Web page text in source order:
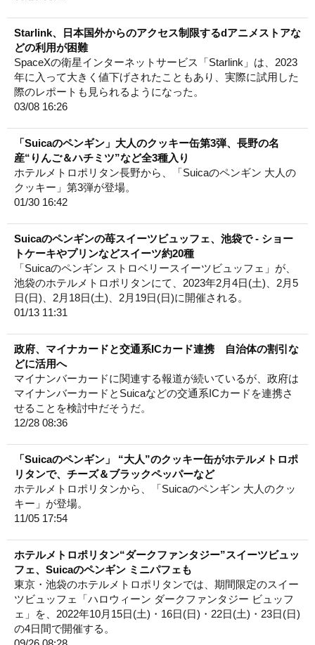
Starlink、日本国外からのアクセス制限するdアニメストアな
どの利用が困難
SpaceXの衛星インターネットサービス「Starlink」は、2023
年に入って大きく値下げされたこともあり、実際に試用した
際のレポートも見られるようになった。
03/08 16:26
「Suicaのペンギン」大人のクッキー缶第3弾、長野の名
産“りんご＆ハチミツ”など全3種入り
ホテルメトロポリタン長野から、「Suicaのペンギン 大人の
クッキー」第3弾が登場。
01/30 16:42
Suicaのペンギンの苺スイーツビュッフェ、池袋で - ショー
トケーキやプリンなどスイーツ約20種
「Suicaのペンギン ストロベリースイーツビュッフェ」が、
池袋のホテルメトロポリタンにて、2023年2月4日(土)、2月5
日(日)、2月18日(土)、2月19日(日)に開催される。
01/13 11:31
政府、マイナカードと交通系ICカード連携 自治体の割引な
どに活用へ
マイナンバーカードに関連する報道が続いているが、政府は
マイナンバーカードとSuicaなどの交通系ICカードを連携さ
せることを検討中だそうだ。
12/28 08:36
「Suicaのペンギン」 “大人”のクッキー缶がホテルメトロポ
リタンで、チーズ＆ブラックペッパーなど
ホテルメトロポリタンから、「Suicaのペンギン 大人のクッ
キー」が登場。
11/05 17:54
ホテルメトロポリタン“ダークファンタジー”スイーツビュッ
フェ、Suicaのペンギン ミニパフェも
東京・池袋のホテルメトロポリタンでは、期間限定のスイー
ツビュッフェ「ハロウィーン ダークファンタジー ビュッフ
ェ」を、2022年10月15日(土)・16日(日)・22日(土)・23日(日)
の4日間で開催する。